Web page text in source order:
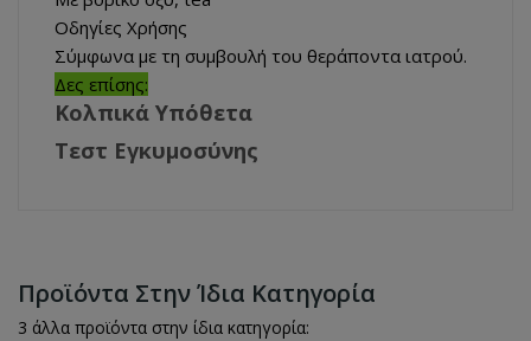
Οδηγίες Χρήσης
Σύμφωνα με τη συμβουλή του θεράποντα ιατρού.
Δες επίσης:
Κολπικά Υπόθετα
Τεστ Εγκυμοσύνης
Προϊόντα Στην Ίδια Κατηγορία
3 άλλα προϊόντα στην ίδια κατηγορία: